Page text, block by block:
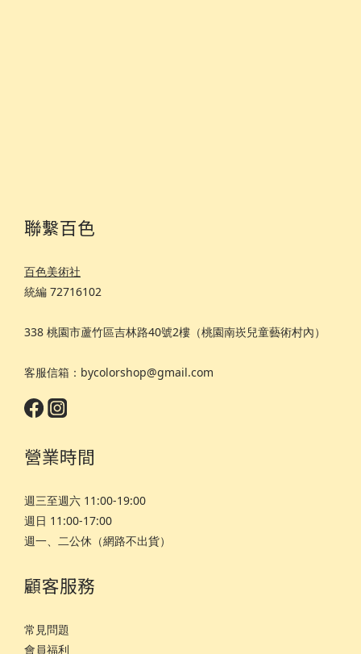
聯繫百色
百色美術社
統編 72716102
338 桃園市蘆竹區吉林路40號2樓（桃園南崁兒童藝術村內）
客服信箱：bycolorshop@gmail.com
營業時間
週三至週六 11:00-19:00
週日 11:00-17:00
週一、二公休（網路不出貨）
顧客服務
常見問題
會員福利